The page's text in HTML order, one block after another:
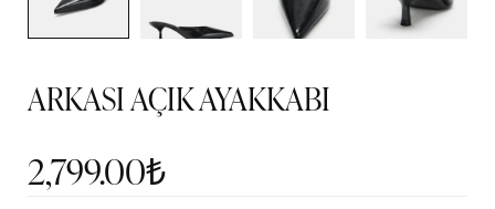
ARKASI AÇIK AYAKKABI
2,799.00₺